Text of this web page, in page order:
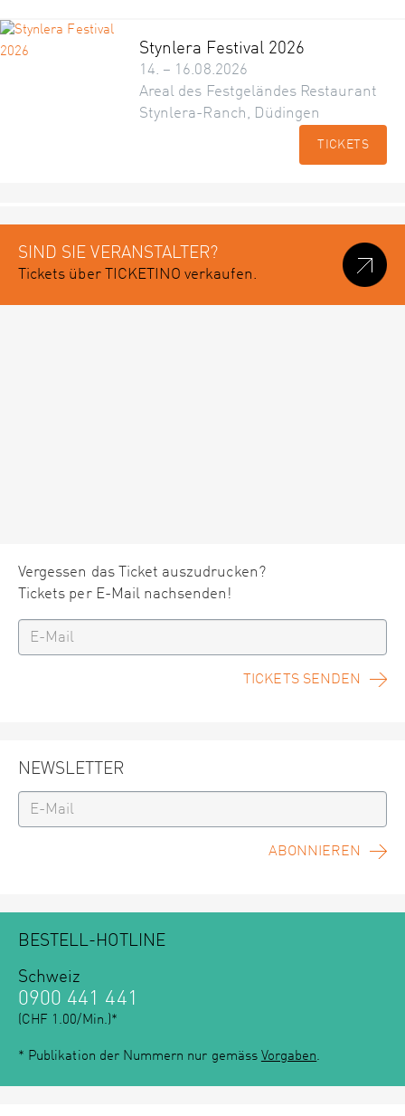
Stynlera Festival 2026
14. – 16.08.2026
Areal des Festgeländes Restaurant
Stynlera-Ranch, Düdingen
TICKETS
SIND SIE VERANSTALTER?
Tickets über TICKETINO verkaufen.
Vergessen das Ticket auszudrucken?
Tickets per E-Mail nachsenden!
TICKETS SENDEN
NEWSLETTER
ABONNIEREN
BESTELL-HOTLINE
Schweiz
0900 441 441
(CHF 1.00/Min.)*
* Publikation der Nummern nur gemäss Vorgaben.